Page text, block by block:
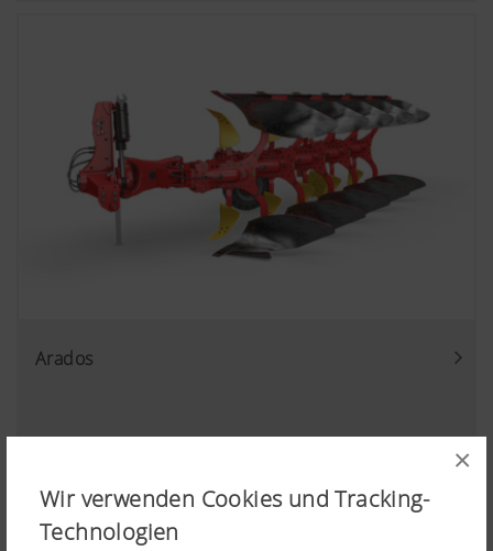
×
Wir verwenden Cookies und Tracking-
Technologien
Arados